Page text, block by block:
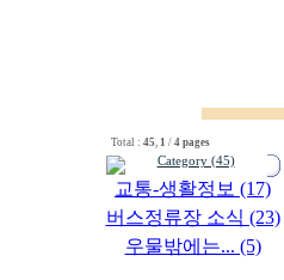
Total : 45, 1 / 4 pages
Category (45)
교통-생활정보 (17)
버스정류장 소식 (23)
우물밖에는... (5)